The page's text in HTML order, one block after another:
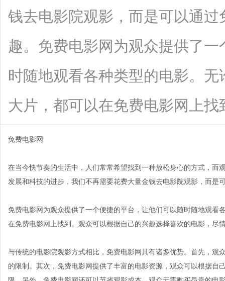
钱去电影院观影，而是可以通
趣。免费电影网为观众提供了
时随地观看各种类型的电影。
大片，都可以在免费电影网上找
免费电影网
在当今快节奏的生活中，人们常常希望找到一种放松身心的方式，而
发展和科技的进步，我们不再需要花费大量金钱去电影院观影，而是
免费电影网为观众提供了一个便捷的平台，让他们可以随时随地观看
在免费电影网上找到。观众可以根据自己的兴趣选择喜欢的电影，尽
与传统的电影院观影方式相比，免费电影网具有诸多优势。首先，观
的限制。其次，免费电影网提供了丰富的电影资源，观众可以根据